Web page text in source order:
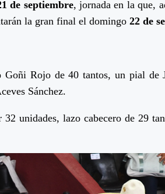
de septiembre, jornada en la que,
la gran final el domingo 22 de
Rojo de 40 tantos, un pial de
Sánchez.
unidades, lazo cabecero de 29